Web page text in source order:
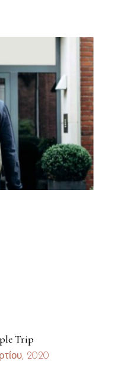
Trip
2020